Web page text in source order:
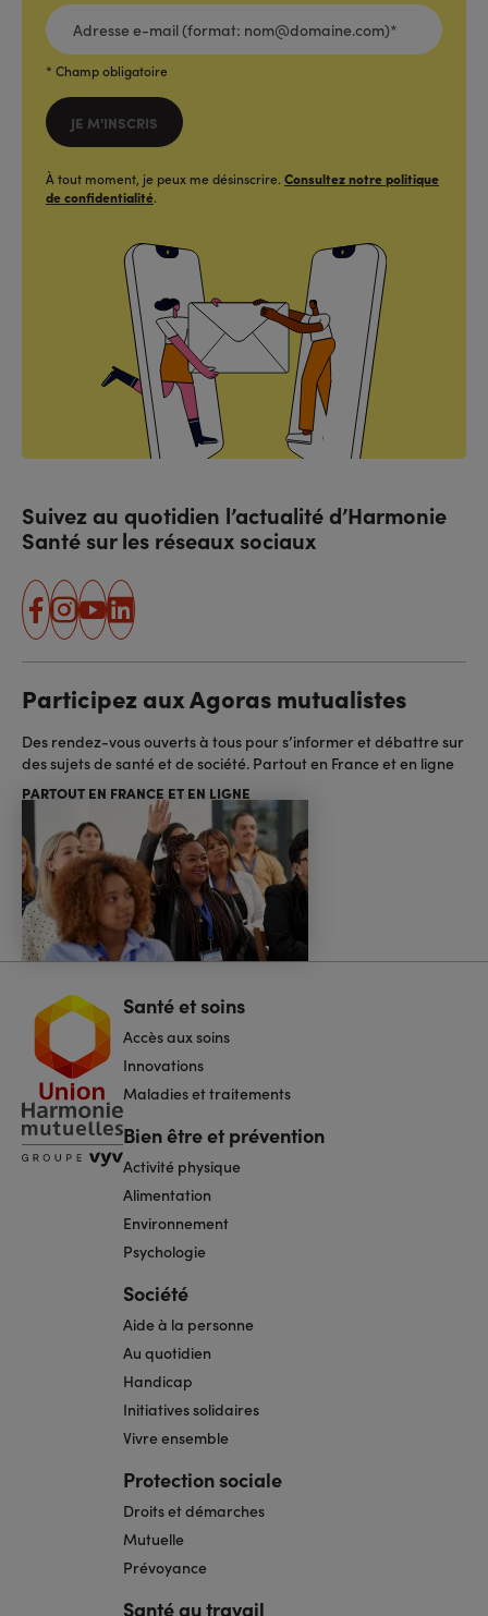
ADRESSE
E-
MAIL
(FORMAT:
NOM@DOMAINE.COM)*
* Champ obligatoire
JE M'INSCRIS
À tout moment, je peux me désinscrire. Consultez notre politique
de confidentialité.
Suivez au quotidien l’actualité d’Harmonie
Santé sur les réseaux sociaux
facebook
instagram
youtube
linkedin
Participez aux Agoras mutualistes
Des rendez-vous ouverts à tous pour s’informer et débattre sur
des sujets de santé et de société. Partout en France et en ligne
PARTOUT EN FRANCE ET EN LIGNE
Navigation
pied
de
page
Santé et soins
Accès aux soins
Innovations
Maladies et traitements
Bien être et prévention
Activité physique
Alimentation
Environnement
Psychologie
Société
Aide à la personne
Au quotidien
Handicap
Initiatives solidaires
Vivre ensemble
Protection sociale
Droits et démarches
Mutuelle
Prévoyance
Santé au travail